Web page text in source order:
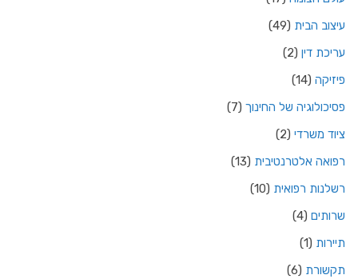
עיצוב הבית (49)
עריכת דין (2)
פיזיקה (14)
פסיכולוגיה של החינוך (7)
ציוד משרדי (2)
רפואה אלטרנטיבית (13)
רשלנות רפואית (10)
שרותים (4)
תיירות (1)
תקשורת (6)